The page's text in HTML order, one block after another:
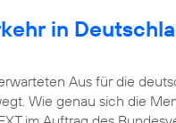
in
Aus für die
Wie genau sich die